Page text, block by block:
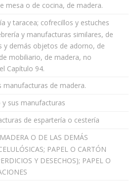
mesa o de cocina, de madera.
y taracea; cofrecillos y estuches
y manufacturas similares, de
y demás objetos de adorno, de
mobiliario, de madera, no
Capítulo 94.
manufacturas de madera.
sus manufacturas
de espartería o cestería
O DE LAS DEMÁS
PAPEL O CARTÓN
Y DESECHOS); PAPEL O